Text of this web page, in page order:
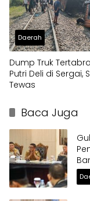
Daerah
Dump Truk
Putri Deli di Sergai,
Tewas
Baca Juga